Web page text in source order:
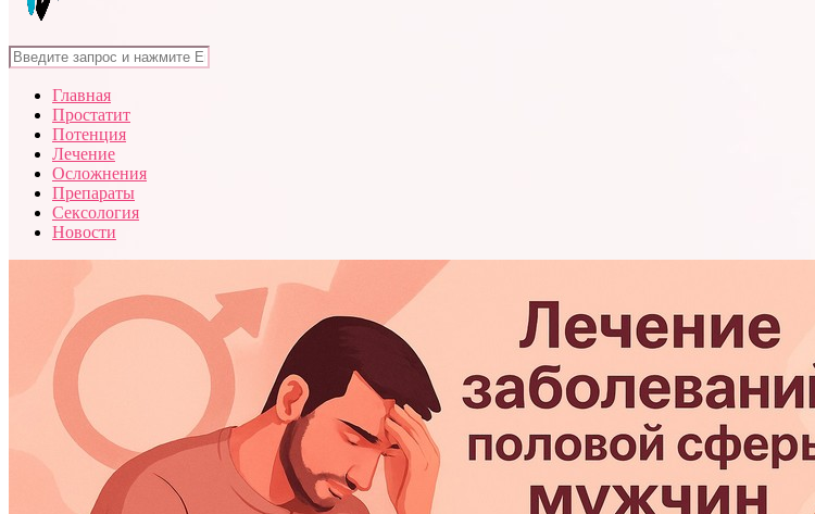
Главная
Простатит
Потенция
Лечение
Осложнения
Препараты
Сексология
Новости